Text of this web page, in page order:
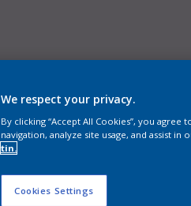
We respect your privacy.
By clicking “Accept All Cookies”, you
navigation, analyze site usage, and assist in
tin.
Cookies Settings